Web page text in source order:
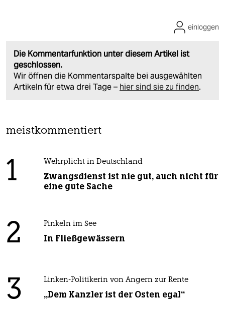
Die Kommentarfunktion unter diesem Artikel ist
geschlossen.
Wir öffnen die Kommentarspalte bei ausgewählten
Artikeln für etwa drei Tage – hier sind sie zu finden.
einloggen
meistkommentiert
1 Wehrplicht in Deutschland
Zwangsdienst ist nie gut, auch nicht für
eine gute Sache
2 Pinkeln im See
In Fließgewässern
3 Linken-Politikerin von Angern zur Rente
„Dem Kanzler ist der Osten egal“